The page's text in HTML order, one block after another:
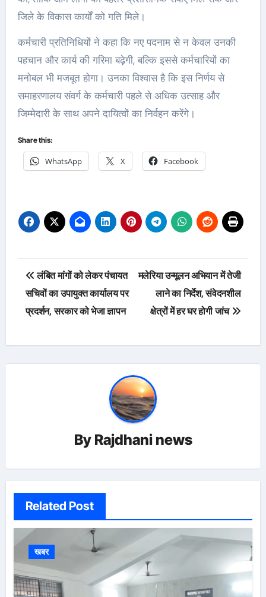
जिले के विकास कार्यों को गति मिले।
कर्मचारी प्रतिनिधियों ने कहा कि नए पदनाम से न केवल उनकी
पहचान और कार्य की गरिमा बढ़ेगी, बल्कि इससे कर्मचारियों का
मनोबल भी मजबूत होगा। उनका विश्वास है कि इस निर्णय से
समाहरणालय संवर्ग के कर्मचारी पहले से अधिक उत्साह और
जिम्मेदारी के साथ अपने दायित्वों का निर्वहन करेंगे।
Share this:
WhatsApp X Facebook
Post
navigation
लंबित मांगों को लेकर पंचायत
सचिवों का उपायुक्त कार्यालय पर
प्रदर्शन, सरकार को भेजा ज्ञापन
मलेरिया उन्मूलन अभियान में तेजी
लाने का निर्देश, संवेदनशील
क्षेत्रों में हर घर होगी जांच
By Rajdhani news
Related Post
खबर